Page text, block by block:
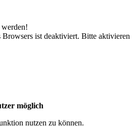
werden!
ist deaktiviert. Bitte aktivieren
möglich
nutzen zu können.